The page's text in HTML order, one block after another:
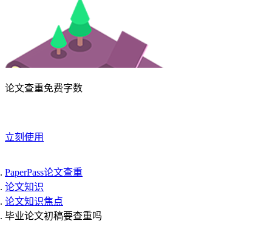
论文查重免费字数
立刻使用
PaperPass论文查重
论文知识
论文知识焦点
毕业论文初稿要查重吗